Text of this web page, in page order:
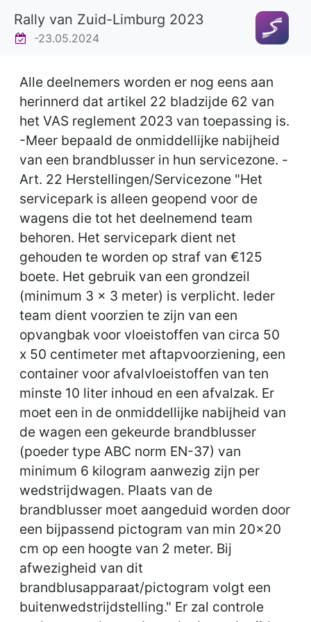
Rally van Zuid-Limburg 2023
-23.05.2024
Alle deelnemers worden er nog eens aan
herinnerd dat artikel 22 bladzijde 62 van
het VAS reglement 2023 van toepassing is.
-Meer bepaald de onmiddellijke nabijheid
van een brandblusser in hun servicezone. -
Art. 22 Herstellingen/Servicezone "Het
servicepark is alleen geopend voor de
wagens die tot het deelnemend team
behoren. Het servicepark dient net
gehouden te worden op straf van €125
boete. Het gebruik van een grondzeil
(minimum 3 x 3 meter) is verplicht. Ieder
team dient voorzien te zijn van een
opvangbak voor vloeistoffen van circa 50
x 50 centimeter met aftapvoorziening, een
container voor afvalvloeistoffen van ten
minste 10 liter inhoud en een afvalzak. Er
moet een in de onmiddellijke nabijheid van
de wagen een gekeurde brandblusser
(poeder type ABC norm EN-37) van
minimum 6 kilogram aanwezig zijn per
wedstrijdwagen. Plaats van de
brandblusser moet aangeduid worden door
een bijpassend pictogram van min 20x20
cm op een hoogte van 2 meter. Bij
afwezigheid van dit
brandblusapparaat/pictogram volgt een
buitenwedstrijdstelling." Er zal controle